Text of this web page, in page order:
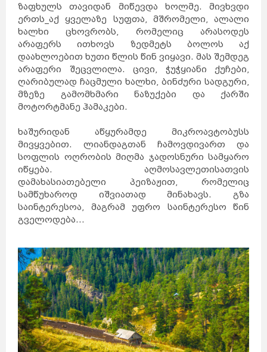
ზაფხულს თავიდან მიწევდა ხოლმე. მივხვდი
ერთს_აქ ყველაზე სუფთა, მშრომელი, ალალი
ხალხი ცხოვრობს, რომელიც არასოდეს
არაფერს ითხოვს ზედმეტს ბოლოს აქ
დაახლოებით ხუთი წლის წინ ვიყავი. მას შემდეგ
არაფერი შეცვლილა. ცივი, ჭუჭყიანი ქუჩები,
ღარიბულად ჩაცმული ხალხი, ბინძური სადგური,
მზეზე გამომხმარი ნაზუქები და ქარში
მოტორტმანე ჰამაკები.
ხაშურიდან აწყურამდე მიკროავტობუსს
მივყვებით. ლიანდაგთან ჩამოვდივართ და
სოფლის ოღრობის მიღმა ჯადოსნური სამყარო
იწყება. აღმოსავლეთისათვის
დამახასიათებელი პეიზაჟით, რომელიც
სამწუხაროდ იშვიათად მინახავს. გზა
საინტერესოა, მაგრამ უფრო საინტერესო წინ
გველოდება…